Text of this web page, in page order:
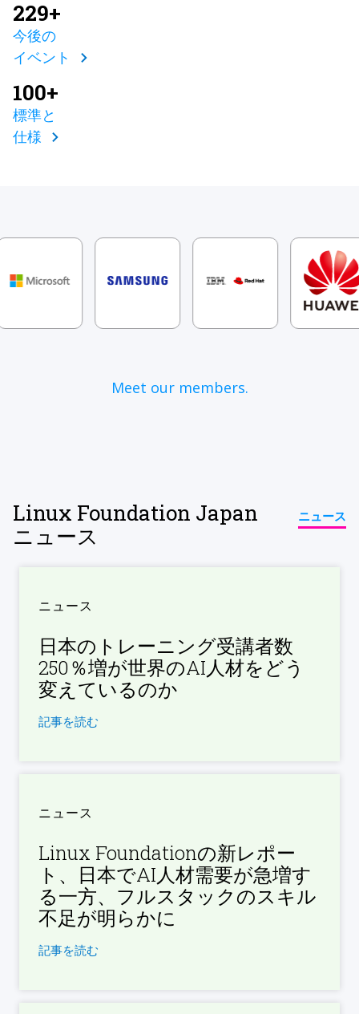
229+
今後の
イベント
100+
標準と
仕様
Meet our members.
Linux Foundation Japan
ニュース
ニュース
ニュース
日本のトレーニング受講者数
250％増が世界のAI人材をどう
変えているのか
記事を読む
ニュース
Linux Foundationの新レポー
ト、日本でAI人材需要が急増す
る一方、フルスタックのスキル
不足が明らかに
記事を読む